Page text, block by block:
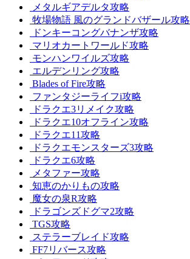
メタルギアデルタ攻略
牧場物語 風のグランドバザール攻略
ドンキーコングバナンザ攻略
マリオカートワールド攻略
モンハンワイルズ攻略
エルデンリング攻略
Blades of Fire攻略
ファンタジーライフi攻略
ドラクエ3リメイク攻略
ドラクエ10オフライン攻略
ドラクエ11攻略
ドラクエモンスターズ3攻略
ドラクエ6攻略
メタファー攻略
知恵のかりもの攻略
魔女の泉R攻略
ドラゴンズドグマ2攻略
TGS攻略
ステラーブレイド攻略
FF7リバース攻略